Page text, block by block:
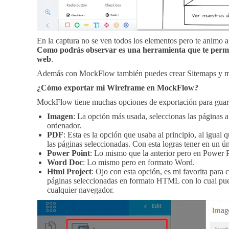
En la captura no se ven todos los elementos pero te animo
Como podrás observar es una herramienta que te
web.
Además con MockFlow también puedes crear Sitemaps y
¿Cómo exportar mi Wireframe en MockFlow?
MockFlow tiene muchas opciones de exportación para
Imagen: La opción más usada, seleccionas las
ordenador.
PDF: Esta es la opción que usaba al principio, al igual
las páginas seleccionadas. Con esta logras tener en un
Power Point: Lo mismo que la anterior pero en Power
Word Doc: Lo mismo pero en formato Word.
Html Project: Ojo con esta opción, es mi favorita para
páginas seleccionadas en formato HTML con lo cual
cualquier navegador.